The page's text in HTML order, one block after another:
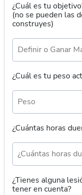
¿Cuál es tu
(no se pueden las
construyes)
¿Cuál es tu peso
¿Cuántas horas
¿Tienes alguna
tener en cuenta?